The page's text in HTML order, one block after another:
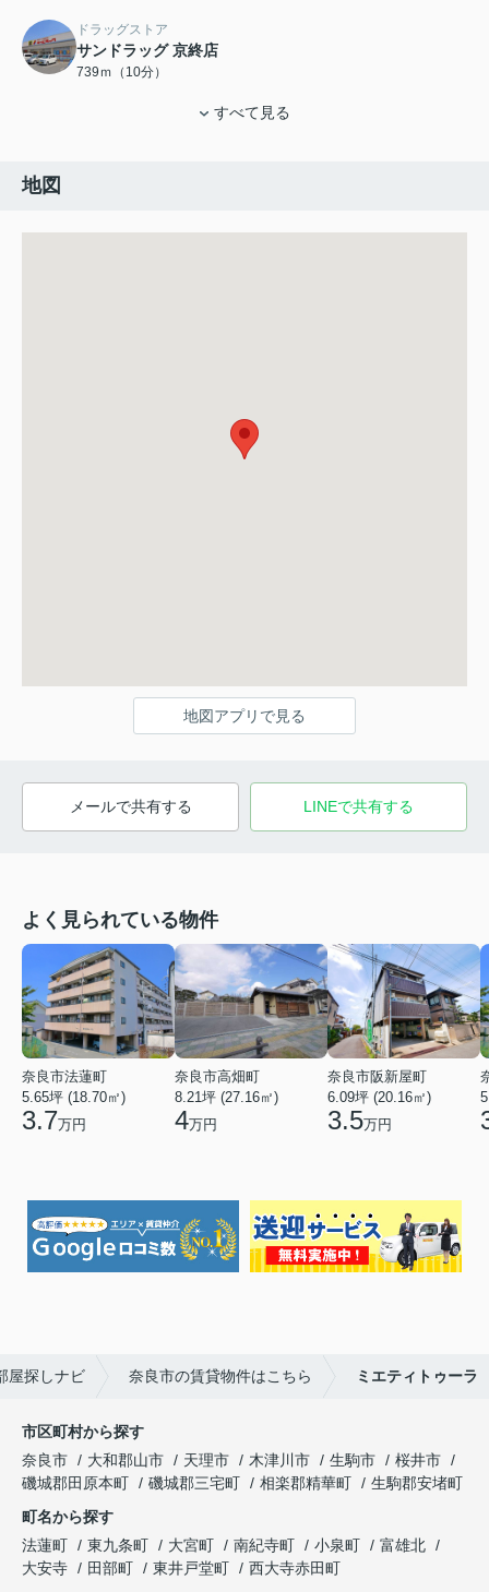
ドラッグストア
サンドラッグ 京終店
739ｍ（10分）
すべて見る
地図
地図アプリで見る
メールで共有する LINEで共有する
よく見られている物件
奈良市法蓮町
5.65坪 (18.70㎡)
3.7万円
奈良市高畑町
8.21坪 (27.16㎡)
4万円
奈良市阪新屋町
6.09坪 (20.16㎡)
3.5万円
屋探しナビ 奈良市の賃貸物件はこちら ミエティトゥーラ
市区町村から探す
奈良市
大和郡山市 天理市 木津川市 生駒市
桜井市
磯城郡田原本町
磯城郡三宅町 相楽郡精華町
生駒郡安堵町
町名から探す
法蓮町
東九条町 大宮町 南紀寺町 小泉町
富雄北
大安寺
田部町 東井戸堂町
西大寺赤田町